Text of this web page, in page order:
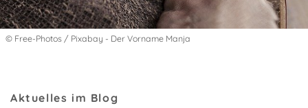
© Free-Photos / Pixabay - Der Vorname Manja
Aktuelles im Blog